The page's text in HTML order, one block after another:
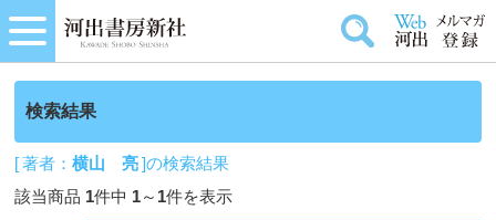
検索結果
[ 著者：横山 亮]の検索結果
該当商品 1件中 1～ 1件を表示